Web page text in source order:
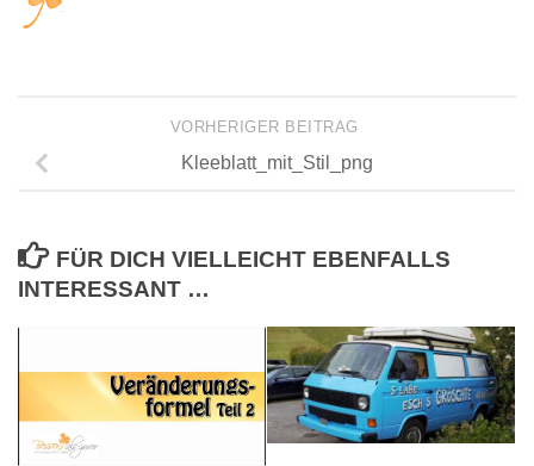
VORHERIGER BEITRAG
Kleeblatt_mit_Stil_png
FÜR DICH VIELLEICHT EBENFALLS
INTERESSANT …